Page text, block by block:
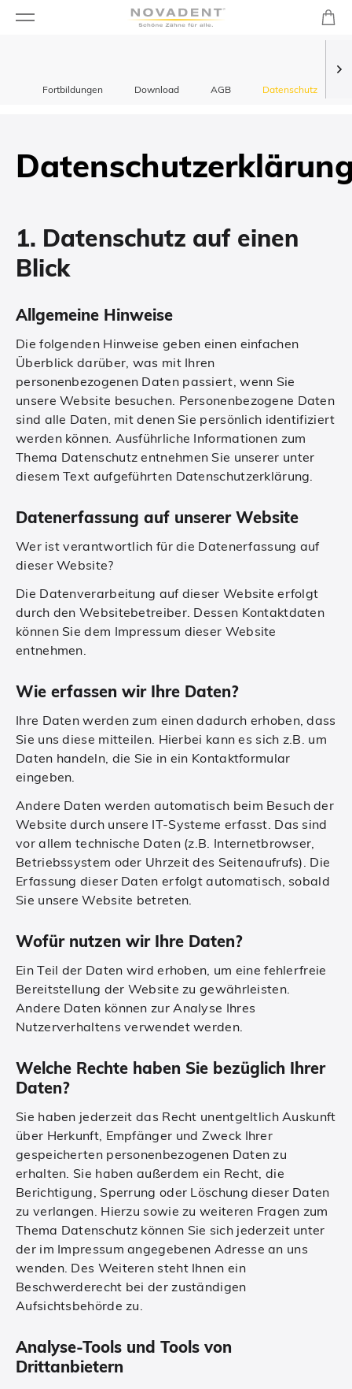
Fortbildungen Download AGB Datenschutz
1. Datenschutz auf einen
Blick
Allgemeine Hinweise
Die folgenden Hinweise geben einen einfachen
Überblick darüber, was mit Ihren
personenbezogenen Daten passiert, wenn Sie
unsere Website besuchen. Personenbezogene Daten
sind alle Daten, mit denen Sie persönlich identifiziert
werden können. Ausführliche Informationen zum
Thema Datenschutz entnehmen Sie unserer unter
diesem Text aufgeführten Datenschutzerklärung.
Datenerfassung auf unserer Website
Wer ist verantwortlich für die Datenerfassung auf
dieser Website?
Die Datenverarbeitung auf dieser Website erfolgt
durch den Websitebetreiber. Dessen Kontaktdaten
können Sie dem Impressum dieser Website
entnehmen.
Wie erfassen wir Ihre Daten?
Ihre Daten werden zum einen dadurch erhoben, dass
Sie uns diese mitteilen. Hierbei kann es sich z.B. um
Daten handeln, die Sie in ein Kontaktformular
eingeben.
Andere Daten werden automatisch beim Besuch der
Website durch unsere IT-Systeme erfasst. Das sind
vor allem technische Daten (z.B. Internetbrowser,
Betriebssystem oder Uhrzeit des Seitenaufrufs). Die
Erfassung dieser Daten erfolgt automatisch, sobald
Sie unsere Website betreten.
Wofür nutzen wir Ihre Daten?
Ein Teil der Daten wird erhoben, um eine fehlerfreie
Bereitstellung der Website zu gewährleisten.
Andere Daten können zur Analyse Ihres
Nutzerverhaltens verwendet werden.
Welche Rechte haben Sie bezüglich Ihrer
Daten?
Sie haben jederzeit das Recht unentgeltlich Auskunft
über Herkunft, Empfänger und Zweck Ihrer
gespeicherten personenbezogenen Daten zu
erhalten. Sie haben außerdem ein Recht, die
Berichtigung, Sperrung oder Löschung dieser Daten
zu verlangen. Hierzu sowie zu weiteren Fragen zum
Thema Datenschutz können Sie sich jederzeit unter
der im Impressum angegebenen Adresse an uns
wenden. Des Weiteren steht Ihnen ein
Beschwerderecht bei der zuständigen
Aufsichtsbehörde zu.
Analyse-Tools und Tools von
Drittanbietern